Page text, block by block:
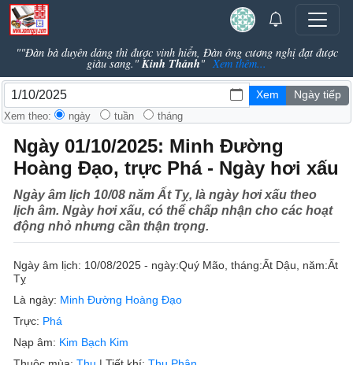
""Đàn bà duyên dáng thì được vinh hiển, Đàn ông cương nghị đạt được
giàu sang."Kinh Thánh" Xem thêm...
Xem theo: ngày tuần tháng
Ngày 01/10/2025: Minh Đường
Hoàng Đạo, trực Phá - Ngày hơi xấu
Ngày âm lịch 10/08 năm Ất Tỵ, là ngày hơi xấu theo
lịch âm. Ngày hơi xấu, có thể chấp nhận cho các hoạt
động nhỏ nhưng cần thận trọng.
Ngày âm lịch: 10/08/2025 - ngày:Quý Mão, tháng:Ất Dậu, năm:Ất
Tỵ
Là ngày: Minh Đường Hoàng Đạo
Trực: Phá
Nạp âm: Kim Bạch Kim